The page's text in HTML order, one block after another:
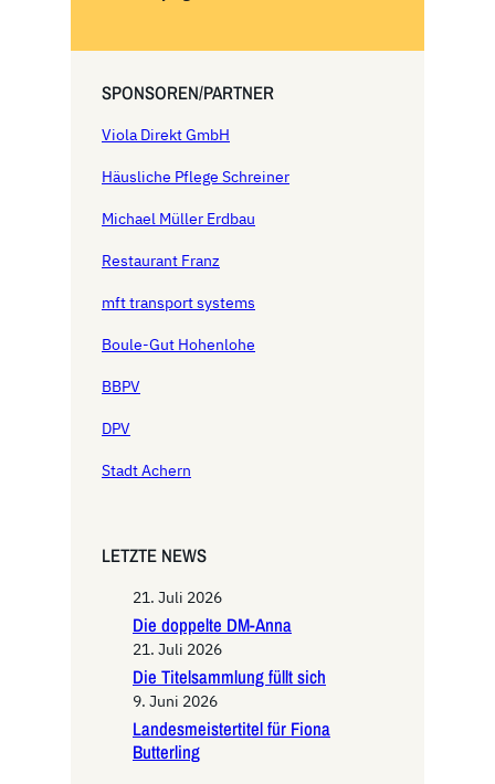
SPONSOREN/PARTNER
Viola Direkt GmbH
Häusliche Pflege Schreiner
Michael Müller Erdbau
Restaurant Franz
mft transport systems
Boule-Gut Hohenlohe
BBPV
DPV
Stadt Achern
LETZTE NEWS
21. Juli 2026
Die doppelte DM-Anna
21. Juli 2026
Die Titelsammlung füllt sich
9. Juni 2026
Landesmeistertitel für Fiona
Butterling